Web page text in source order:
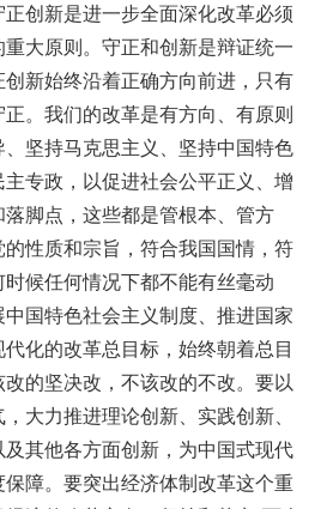
创新是进一步全面深化改革必须
大原则。守正和创新是辩证统一
新始终沿着正确方向前进，只有
。我们的改革是有方向、有原则
坚持马克思主义、坚持中国特色
专政，以促进社会公平正义、增
脚点，这些都是管根本、管方
性质和宗旨，符合我国国情，符
候任何情况下都不能有丝毫动
国特色社会主义制度、推进国家
化的改革总目标，始终朝着总目
的坚决改，不该改的不改。要以
大力推进理论创新、实践创新、
其他各方面创新，为中国式现代
障。要突出经济体制改革这个重